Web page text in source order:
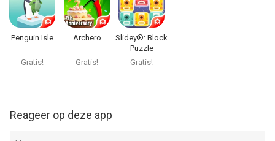
Penguin Isle
Gratis!
Archero
Gratis!
Slidey®: Block
Puzzle
Gratis!
Reageer op deze app